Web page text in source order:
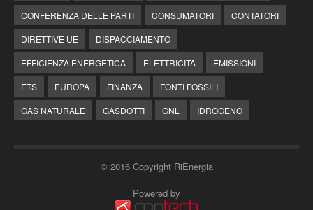
CONFERENZA DELLE PARTI
CONSUMATORI
CONTATORI
DIRETTIVE UE
DISPACCIAMENTO
EFFICIENZA ENERGETICA
ELETTRICITÀ
EMISSIONI
ETS
EUROPA FINANZA
FONTI FOSSILI
GAS NATURALE
GASDOTTI GNL IDROGENO
© 2016 Copyright RiEnergia
Powered by